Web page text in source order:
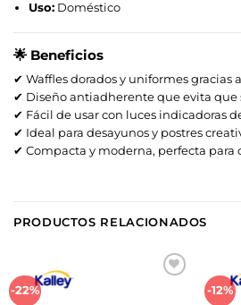
Uso:Doméstico
🌟 Beneficios
✔ Waffles dorados y uniformes gracias
✔ Diseño antiadherente que evita que
✔ Fácil de usar con luces indicadoras
✔ Ideal para desayunos y postres
✔ Compacta y moderna, perfecta para
PRODUCTOS RELACIONADOS
-22% -12%